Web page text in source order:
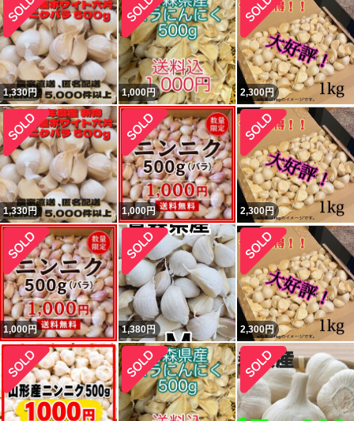
1,330円 1,000円 2,300円
1,330円 1,000円 2,300円
1,000円 1,380円 2,300円